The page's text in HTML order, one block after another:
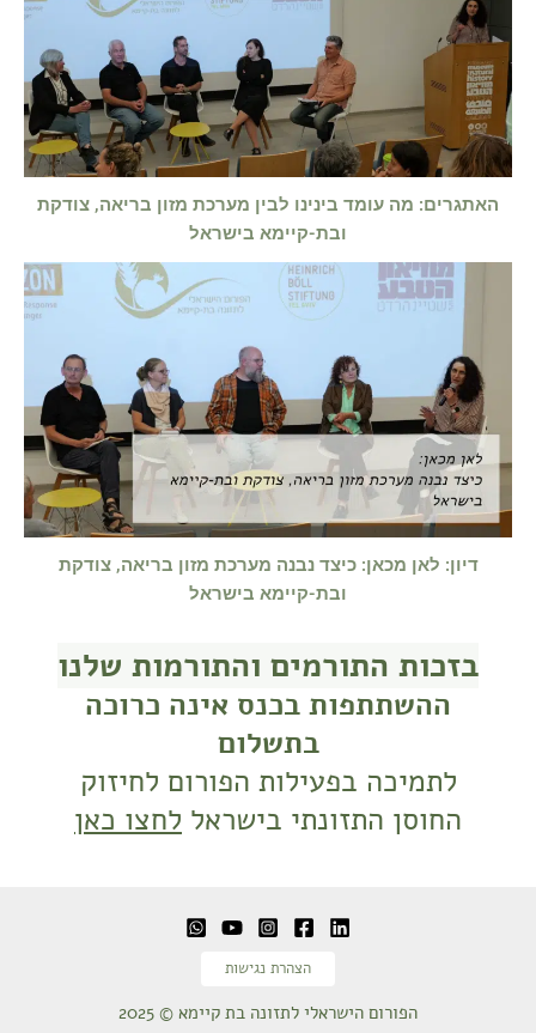
האתגרים: מה עומד בינינו לבין מערכת מזון בריאה, צודקת
ובת-קיימא בישראל
דיון: לאן מכאן: כיצד נבנה מערכת מזון בריאה, צודקת
ובת-קיימא בישראל
בזכות התורמים והתורמות שלנו
ההשתתפות בכנס אינה כרוכה
בתשלום
לתמיכה בפעילות הפורום לחיזוק
החוסן התזונתי בישראל לחצו כאן
הצהרת נגישות
הפורום הישראלי לתזונה בת קיימא © 2025